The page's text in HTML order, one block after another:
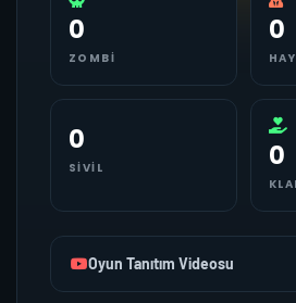
0
ZOMBI
0
0
SIVIL 0
Oyun Tanıtım Videosu